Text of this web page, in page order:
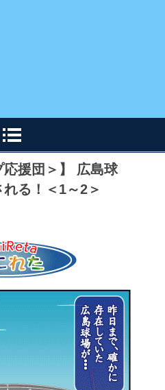
応援団＞】 広島球
る！＜1～2＞